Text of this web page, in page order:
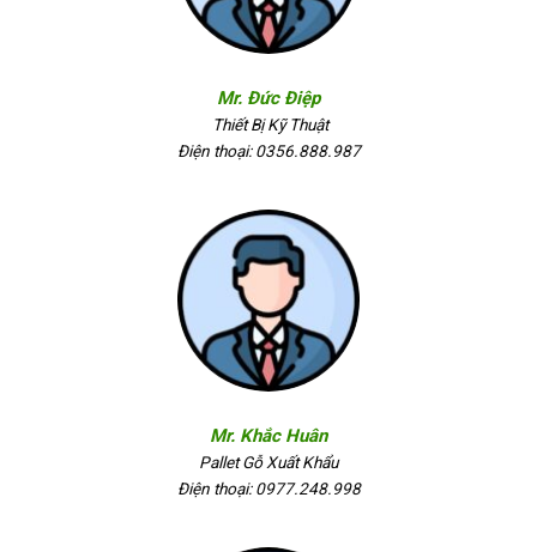
Mr. Đức Điệp
Thiết Bị Kỹ Thuật
Điện thoại: 0356.888.987
Mr. Khắc Huân
Pallet Gỗ Xuất Khẩu
Điện thoại: 0977.248.998